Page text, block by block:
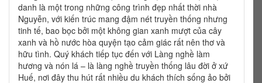
danh là một trong những công trình đẹp nhất thời nhà
Nguyễn, với kiến trúc mang đậm nét truyền thống nhưng
tinh tế, bao bọc bởi một không gian xanh mượt của cây
xanh và hồ nước hòa quyện tạo cảm giác rất nên thơ và
hữu tình. Quý khách tiếp tục đến với Làng nghề làm
hương và nón lá – là làng nghề truyền thống lâu đời ở xứ
Huế, nơi đây thu hút rất nhiều du khách thích sống ảo bởi